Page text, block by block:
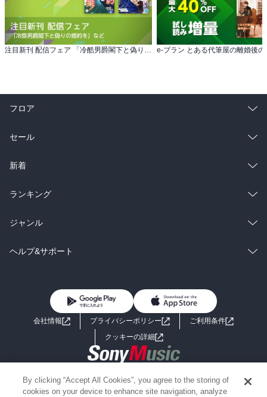
注目新刊 配信フェア 「冷酷男爵閣下と偽りの婚約を」など
フロア
総合
ラノベ
雑誌・グラビア
BL・TL
セール
総合
ラノベ
雑誌・グラビア
BL・TL
新着
総合
ラノベ
雑誌・グラビア
ランキング
総合
ラノベ
ジャンル
コミック
ライトノベル 男子向けラノベ
小説
海外小説
ミステリー SF
ヘルプ&サポート
よくあるご質問 お問い合わせ
会社情報 プライバシーポリシー
ご利用条件
クッキーの詳細
Copyright 2017 - 2026 Sony Music Entertainment(Japan) Inc.
Information on the site is for the Japan domestic market only
By clicking “Accept All Cookies”, you agree to the storing of
cookies on your device to enhance site navigation, analyze